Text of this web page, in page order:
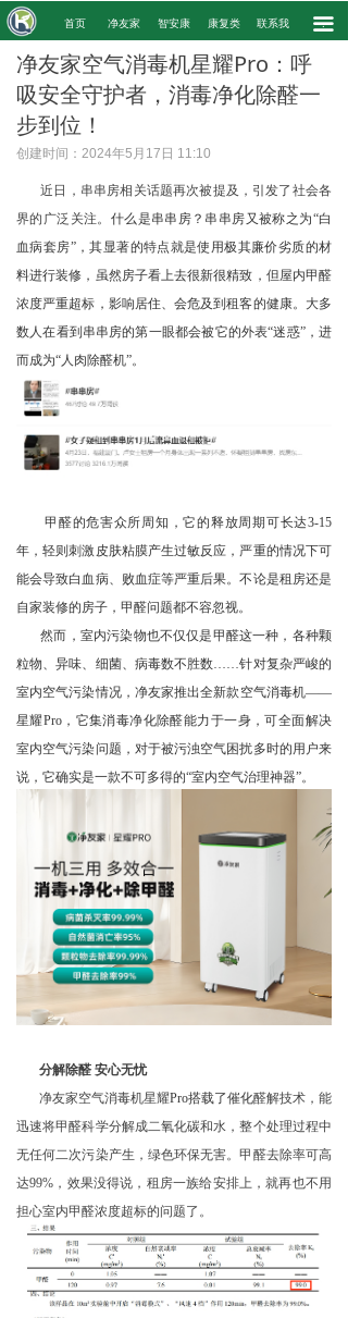
끀
. 首页 净友家 智安康 康复类 联系我 .
净友家空气消毒机星耀Pro：呼
吸安全守护者，消毒净化除醛一
步到位！
创建时间： 2024年5月17日 11:10
近日，串串房相关话题再次被提及，引发了社会各
界的广泛关注。 什么是串串房？串串房又被称之为“白
血病套房”，其显著的特点就是使用极其廉价劣质的材
料进行装修，虽然房子看上去很新很精致，但屋内甲醛
浓度严重超标，影响居住、会危及到租客的健康。大多
数人在看到串串房的第一眼都会被它的外表“迷惑”，进
而成为“人肉除醛机”。
甲醛的危害众所周知，它的释放周期可长达3-15
年，轻则刺激皮肤粘膜产生过敏反应，严重的情况下可
能会导致白血病、败血症等严重后果。不论是租房还是
自家装修的房子，甲醛问题都不容忽视。
然而，室内污染物也不仅仅是甲醛这一种，各种颗
粒物、异味、细菌、病毒数不胜数……针对复杂严峻的
室内空气污染情况，净友家推出全新款空气消毒机——
星耀Pro，它集消毒净化除醛能力于一身，可全面解决
室内空气污染问题，对于被污浊空气困扰多时的用户来
说，它确实是一款不可多得的“室内空气治理神器”。
分解除醛 安心无忧
净友家空气消毒机星耀Pro搭载了催化醛解技术，能
迅速将甲醛科学分解成二氧化碳和水，整个处理过程中
无任何二次污染产生，绿色环保无害。甲醛去除率可高
达99%，效果没得说，租房一族给安排上，就再也不用
担心室内甲醛浓度超标的问题了。